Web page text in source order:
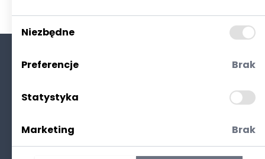
Polityka prywatności
Niezbędne
Preferencje Brak
Statystyka
Marketing Brak